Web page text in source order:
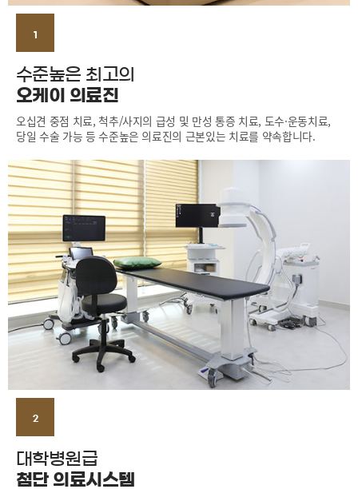
1
수준높은 최고의
오케이 의료진
오십견 중점 치료, 척추/사지의 급성 및 만성 통증 치료, 도수·운동치료,
당일 수술 가능 등 수준높은 의료진의 근본있는 치료를 약속합니다.
2
대학병원급
첨단 의료시스템